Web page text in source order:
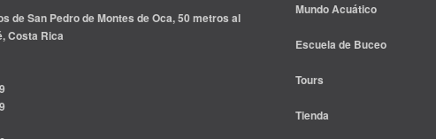
de San Pedro de Montes de Oca, 50 metros al
Costa Rica
Mundo Acuático
Escuela de Buceo
Tours
Tienda